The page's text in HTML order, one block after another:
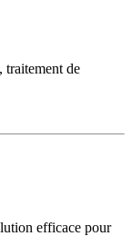
traitement de
efficace pour